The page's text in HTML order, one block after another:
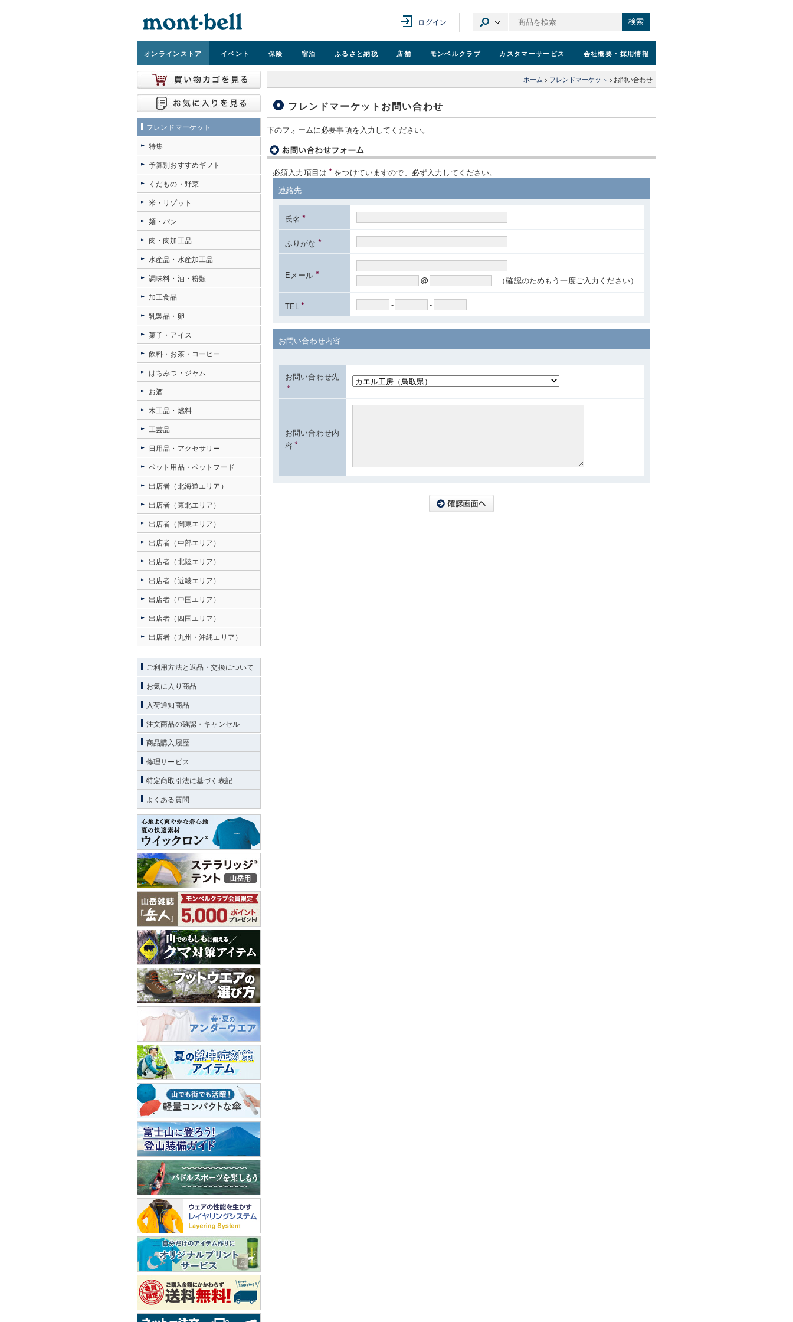
ログイン 検索
オンラインストア イベント 保険 宿泊 ふるさと納税 店舗 モンベルクラブ カスタマーサービス 会社概要 ・採用情報
ホーム > フレンドマーケット > お問い合わせ
フレンドマーケットお問い合わせ
下のフォームに必要事項を入力してください。
必須入力項目は * をつけていますので、必ず入力してください。
連絡先
氏名 *
ふりがな *
Eメール * @ （確認のためもう一度ご入力ください）
TEL* - -
お問い合わせ内容
お問い合わせ先
*
お問い合わせ内
容 *
フレンドマーケット
特集
予算別おすすめギフト
くだもの・野菜
米・リゾット
麺・パン
肉・肉加工品
水産品・水産加工品
調味料・油・粉類
加工食品
乳製品・卵
菓子・アイス
飲料・お茶・コーヒー
はちみつ・ジャム
お酒
木工品・燃料
工芸品
日用品・アクセサリー
ペット用品・ペットフード
出店者（北海道エリア）
出店者（東北エリア）
出店者（関東エリア）
出店者（中部エリア）
出店者（北陸エリア）
出店者（近畿エリア）
出店者（中国エリア）
出店者（四国エリア）
出店者（九州・沖縄エリア）
ご利用方法と返品・交換について
お気に入り商品
入荷通知商品
注文商品の確認・キャンセル
商品購入履歴
修理サービス
特定商取引法に基づく表記
よくある質問